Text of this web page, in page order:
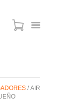
/ AIR